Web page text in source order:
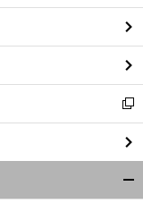
ン
ド
ウ
で
開
く
新
し
い
ウ
ィ